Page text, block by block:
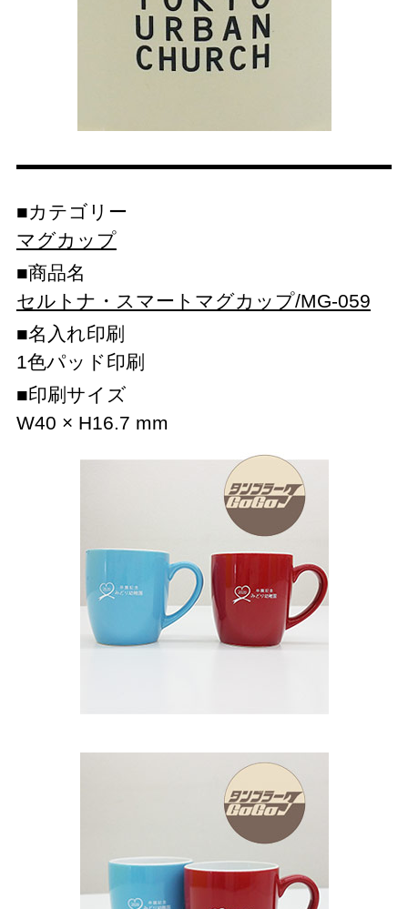
カテゴリー
マグカップ
商品名
セルトナ・スマートマグカップ/MG-059
名入れ印刷
1色パッド印刷
印刷サイズ
W40 × H16.7 mm